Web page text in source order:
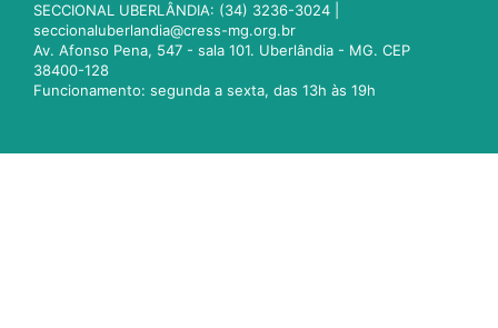
SECCIONAL UBERLÂNDIA: (34) 3236-3024 |
seccionaluberlandia@cress-mg.org.br
Av. Afonso Pena, 547 - sala 101. Uberlândia - MG. CEP
38400-128
Funcionamento: segunda a sexta, das 13h às 19h